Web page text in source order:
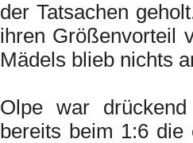
der Tatsachen
ihren Größenvorteil
Mädels blieb nichts
Olpe war
bereits beim 1:6